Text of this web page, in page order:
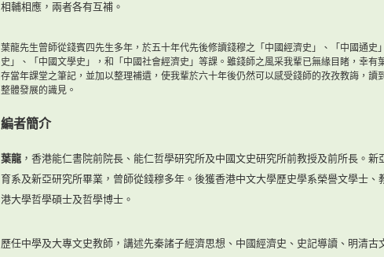
相輔相應，兩者各有互補。
葉龍先生曾師從錢賓四先生多年，於五十年代先後修讀錢穆之「中國經濟史」、「中國通史
史」、「中國文學史」，和「中國社會經濟史」等課。雖錢師之風采我輩已無緣目睹，幸有
存當年課堂之筆記，並加以整理補遺，使我輩於六十年後仍然可以感受錢師的孜孜教誨，讀
整體發展的識見。
編者簡介
葉龍 ， 香港能仁書院前院長、能仁哲學研究所及中國文史研究所前教授及前所長。新
育系及新亞研究所畢業，曾師從錢穆多年。後獲香港中文大學歷史學系榮譽文學士、
港大學哲學碩士及哲學博士。
歷任中學及大專文史教師，講述先秦諸子經濟思想、中國經濟史、史記導讀、明清古